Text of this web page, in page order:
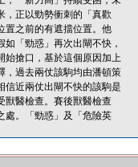
，正以勁勢衝刺的「真歡
置之前的有遮擋位置。他
「勁惑」再次出閘不快，
始搶口，基於這個原因加上
，過去兩仗該駒均由潘頓策
信近兩仗出閘不快的該駒是
獸醫檢查。賽後獸醫檢查
處。「勁惑」及「危險英